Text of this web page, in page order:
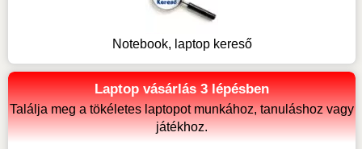
Notebook, laptop kereső
Laptop vásárlás 3 lépésben
Találja meg a tökéletes laptopot munkához, tanuláshoz vagy
játékhoz.